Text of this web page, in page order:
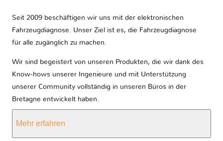
Seit 2009 beschäftigen wir uns mit der elektronischen
Fahrzeugdiagnose. Unser Ziel ist es, die Fahrzeugdiagnose
für alle zugänglich zu machen.
Wir sind begeistert von unseren Produkten, die wir dank des
Know-hows unserer Ingenieure und mit Unterstützung
unserer Community vollständig in unseren Büros in der
Bretagne entwickelt haben.
Mehr erfahren